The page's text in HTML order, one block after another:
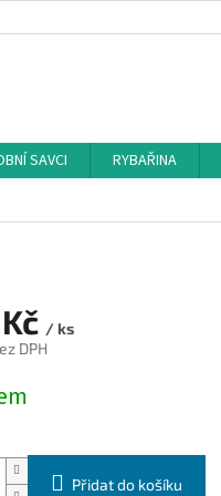
SAVCI RYBAŘINA
/ ks
DPH
Přidat do košíku